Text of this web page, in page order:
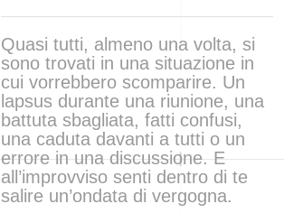
Quasi tutti, almeno una volta, si
sono trovati in una situazione in
cui vorrebbero scomparire. Un
lapsus durante una riunione, una
battuta sbagliata, fatti confusi,
una caduta davanti a tutti o un
errore in una discussione. E
all’improvviso senti dentro di te
salire un’ondata di vergogna.